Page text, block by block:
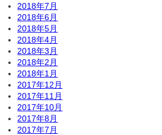
2018年7月
2018年6月
2018年5月
2018年4月
2018年3月
2018年2月
2018年1月
2017年12月
2017年11月
2017年10月
2017年8月
2017年7月